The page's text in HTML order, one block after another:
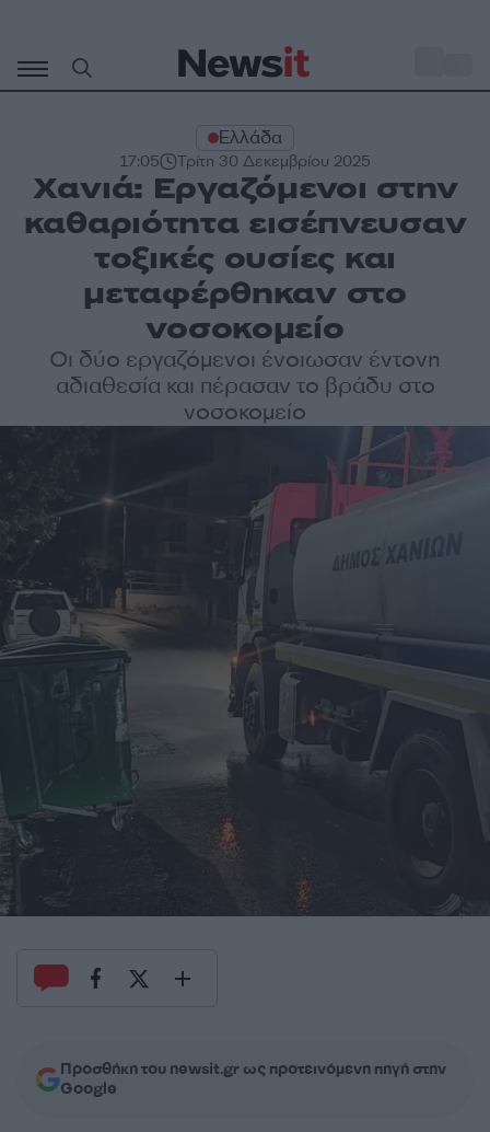
περιεχόμενο
Ελλάδα
17:05 Τρίτη 30 Δεκεμβρίου 2025
Χανιά: Εργαζόμενοι στην
καθαριότητα εισέπνευσαν
τοξικές ουσίες και
μεταφέρθηκαν στο
νοσοκομείο
Οι δύο εργαζόμενοι ένοιωσαν έντονη
αδιαθεσία και πέρασαν το βράδυ στο
νοσοκομείο
Προσθήκη του newsit.gr ως προτεινόμενη πηγή στην
Google